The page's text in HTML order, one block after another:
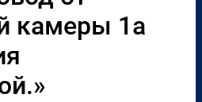
камеры 1а